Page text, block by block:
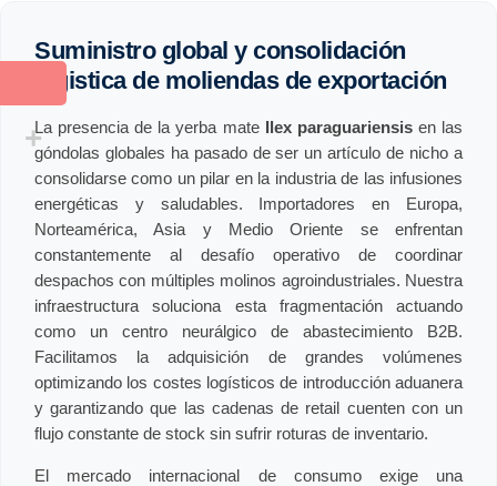
Suministro global y consolidación
logistica de moliendas de exportación
La presencia de la yerba mate Ilex paraguariensisen las
góndolas globales ha pasado de ser un artículo de nicho a
consolidarse como un pilar en la industria de las infusiones
energéticas y saludables. Importadores en Europa,
Norteamérica, Asia y Medio Oriente se enfrentan
constantemente al desafío operativo de coordinar
despachos con múltiples molinos agroindustriales. Nuestra
infraestructura soluciona esta fragmentación actuando
como un centro neurálgico de abastecimiento B2B.
Facilitamos la adquisición de grandes volúmenes
optimizando los costes logísticos de introducción aduanera
y garantizando que las cadenas de retail cuenten con un
flujo constante de stock sin sufrir roturas de inventario.
El mercado internacional de consumo exige una